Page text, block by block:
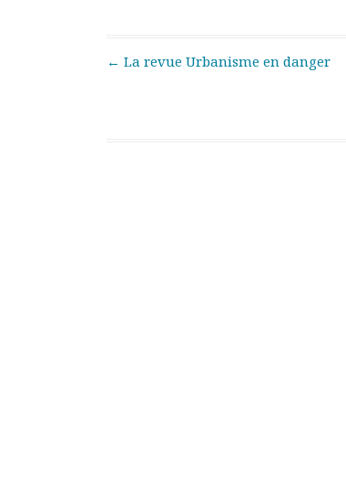
Post navigation
← La revue Urbanisme en danger